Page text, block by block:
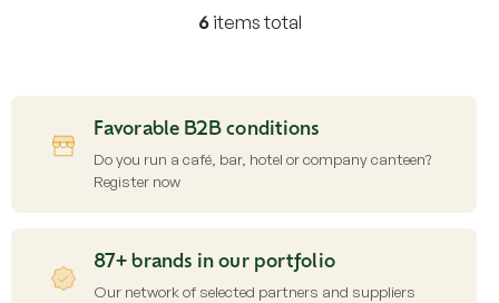
L
n
g
r
o
6items total
Favorable B2B conditions
Do you run a café, bar, hotel or company canteen?
Register now
87+ brands in our portfolio
Our network of selected partners and suppliers